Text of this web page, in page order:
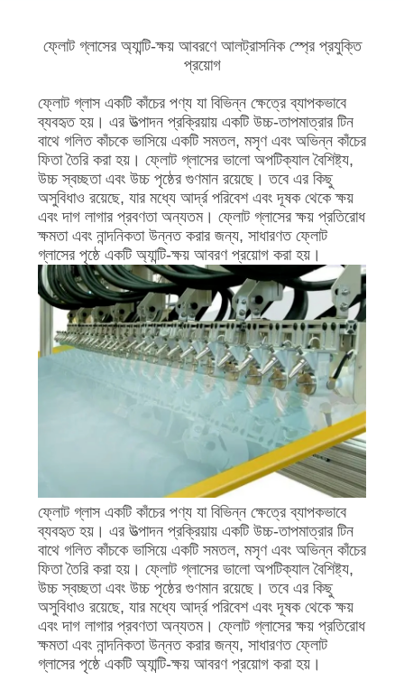
ম্যাপ
গোপনীয়তা
ফ্লোট গ্লাসের অ্যান্টি-ক্ষয় আবরণে আলট্রাসনিক স্প্রে প্রযুক্তি
প্রয়োগ
ফ্লোট গ্লাস একটি কাঁচের পণ্য যা বিভিন্ন ক্ষেত্রে ব্যাপকভাবে
ব্যবহৃত হয়। এর উত্পাদন প্রক্রিয়ায় একটি উচ্চ-তাপমাত্রার টিন
বাথে গলিত কাঁচকে ভাসিয়ে একটি সমতল, মসৃণ এবং অভিন্ন কাঁচের
ফিতা তৈরি করা হয়। ফ্লোট গ্লাসের ভালো অপটিক্যাল বৈশিষ্ট্য,
উচ্চ স্বচ্ছতা এবং উচ্চ পৃষ্ঠের গুণমান রয়েছে। তবে এর কিছু
অসুবিধাও রয়েছে, যার মধ্যে আর্দ্র পরিবেশ এবং দূষক থেকে ক্ষয়
এবং দাগ লাগার প্রবণতা অন্যতম। ফ্লোট গ্লাসের ক্ষয় প্রতিরোধ
ক্ষমতা এবং নান্দনিকতা উন্নত করার জন্য, সাধারণত ফ্লোট
গ্লাসের পৃষ্ঠে একটি অ্যান্টি-ক্ষয় আবরণ প্রয়োগ করা হয়।
ফ্লোট গ্লাস একটি কাঁচের পণ্য যা বিভিন্ন ক্ষেত্রে ব্যাপকভাবে
ব্যবহৃত হয়। এর উত্পাদন প্রক্রিয়ায় একটি উচ্চ-তাপমাত্রার টিন
বাথে গলিত কাঁচকে ভাসিয়ে একটি সমতল, মসৃণ এবং অভিন্ন কাঁচের
ফিতা তৈরি করা হয়। ফ্লোট গ্লাসের ভালো অপটিক্যাল বৈশিষ্ট্য,
উচ্চ স্বচ্ছতা এবং উচ্চ পৃষ্ঠের গুণমান রয়েছে। তবে এর কিছু
অসুবিধাও রয়েছে, যার মধ্যে আর্দ্র পরিবেশ এবং দূষক থেকে ক্ষয়
এবং দাগ লাগার প্রবণতা অন্যতম। ফ্লোট গ্লাসের ক্ষয় প্রতিরোধ
ক্ষমতা এবং নান্দনিকতা উন্নত করার জন্য, সাধারণত ফ্লোট
গ্লাসের পৃষ্ঠে একটি অ্যান্টি-ক্ষয় আবরণ প্রয়োগ করা হয়।